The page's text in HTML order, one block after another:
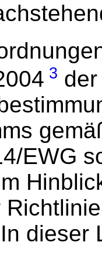
3
EWG
dieser